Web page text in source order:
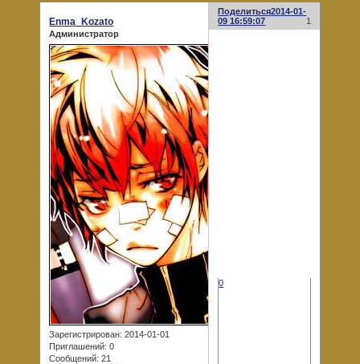
Поделиться
1
2014-01-
09 16:59:07
Enma_Kozato
Администратор
Зарегистрирован: 2014-01-01
Приглашений: 0
Сообщений: 21
0